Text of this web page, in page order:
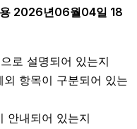
2026년06월04일 18
로 설명되어 있는지
항목이 구분되어 있는
안내되어 있는지